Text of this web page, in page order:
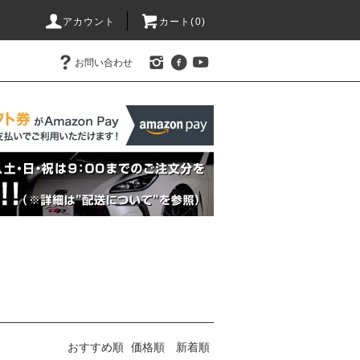
アカウント カート(0)
お問い合わせ
おすすめ順 価格順 新着順